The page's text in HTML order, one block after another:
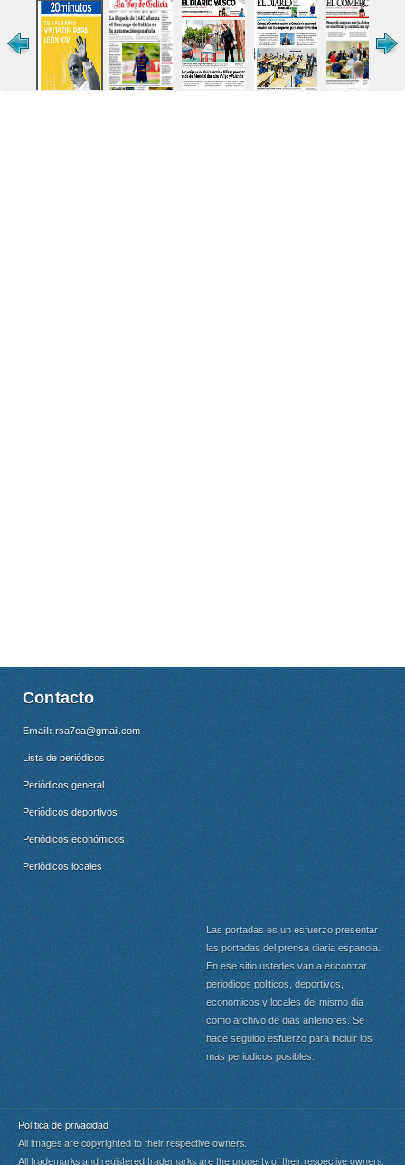
Contacto
Email: rsa7ca@gmail.com
Lista de periódicos
Periódicos general
Periódicos deportivos
Periódicos económicos
Periódicos locales
Las portadas es un esfuerzo presentar
las portadas del prensa diaria espanola.
En ese sitio ustedes van a encontrar
periodicos politicos, deportivos,
economicos y locales del mismo dia
como archivo de dias anteriores. Se
hace seguido esfuerzo para incluir los
mas periodicos posibles.
Política de privacidad
All images are copyrighted to their respective owners.
All trademarks and registered trademarks are the property of their respective owners.